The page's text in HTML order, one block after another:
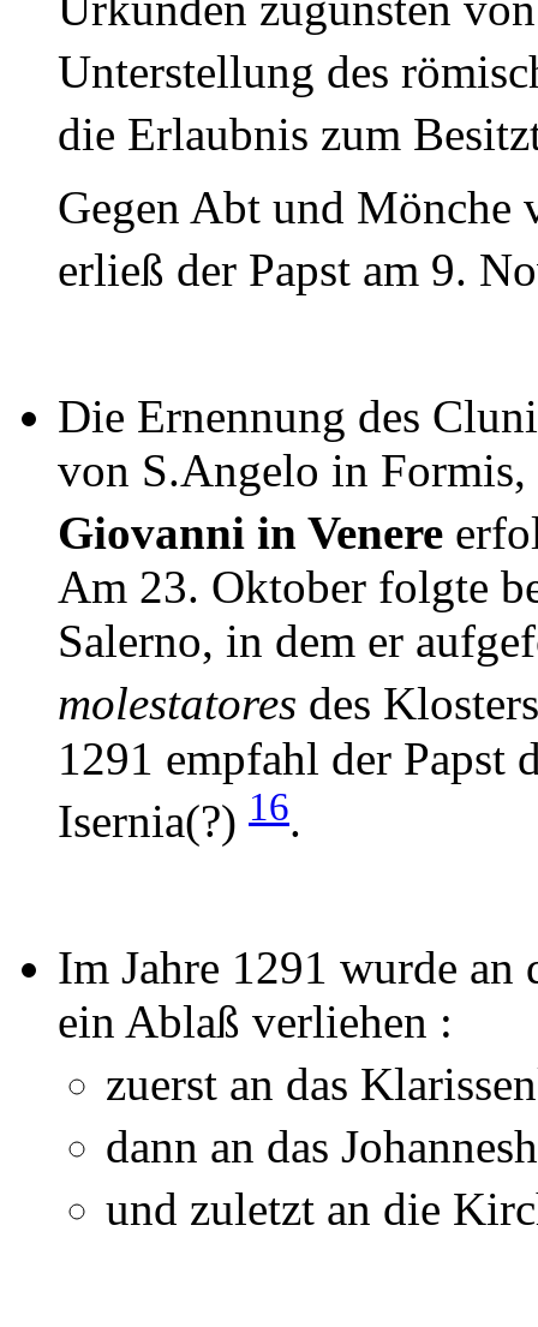
Unterstellung des
die Erlaubnis zum
Gegen Abt und Mönche
erließ der Papst am 9.
Die Ernennung des
von S.Angelo in
Giovanni in Venere
Am 23. Oktober folgte
Salerno, in dem er
molestatores des
1291 empfahl der Papst
Isernia(?) 16.
Im Jahre 1291 wurde
ein Ablaß verliehen :
zuerst an das
dann an das
und zuletzt an die